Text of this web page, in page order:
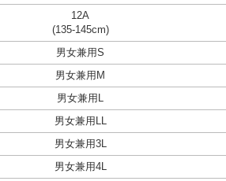
12A
(135-145cm)
男女兼用S
男女兼用M
男女兼用L
男女兼用LL
男女兼用3L
男女兼用4L